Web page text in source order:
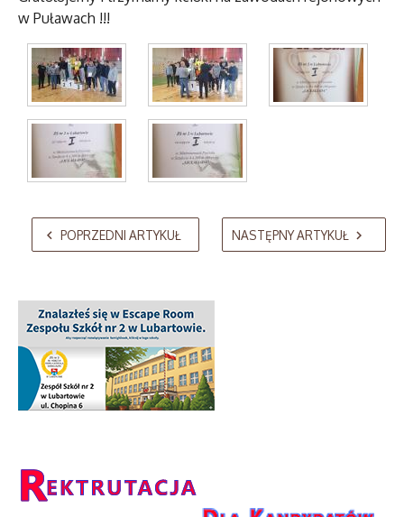
w Puławach !!!
AdmirorGallery 5.2.0, author/sVasiljevski Kekeljevic.
POPRZEDNI ARTYKUŁ NASTĘPNY ARTYKUŁ